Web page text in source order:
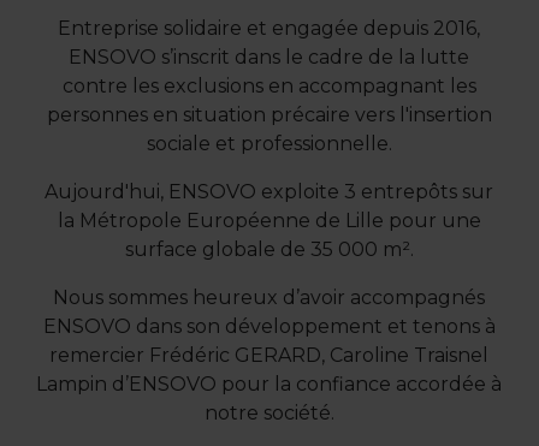
Entreprise solidaire et engagée depuis 2016,
ENSOVO s’inscrit dans le cadre de la lutte
contre les exclusions en accompagnant les
personnes en situation précaire vers l'insertion
sociale et professionnelle.
Aujourd'hui, ENSOVO exploite 3 entrepôts sur
la Métropole Européenne de Lille pour une
surface globale de 35 000 m².
Nous sommes heureux d’avoir accompagnés
ENSOVO dans son développement et tenons à
remercier Frédéric GERARD, Caroline Traisnel
Lampin d’ENSOVO pour la confiance accordée à
notre société.